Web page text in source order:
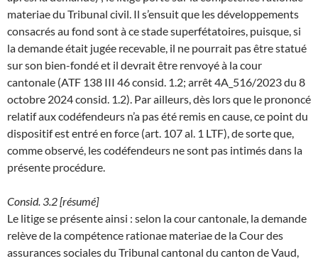
materiae du Tribunal civil. Il s’ensuit que les développements
consacrés au fond sont à ce stade superfétatoires, puisque, si
la demande était jugée recevable, il ne pourrait pas être statué
sur son bien-fondé et il devrait être renvoyé à la cour
cantonale (ATF 138 III 46 consid. 1.2; arrêt 4A_516/2023 du 8
octobre 2024 consid. 1.2). Par ailleurs, dès lors que le prononcé
relatif aux codéfendeurs n’a pas été remis en cause, ce point du
dispositif est entré en force (art. 107 al. 1 LTF), de sorte que,
comme observé, les codéfendeurs ne sont pas intimés dans la
présente procédure.
Consid. 3.2 [résumé]
Le litige se présente ainsi : selon la cour cantonale, la demande
relève de la compétence rationae materiae de la Cour des
assurances sociales du Tribunal cantonal du canton de Vaud,